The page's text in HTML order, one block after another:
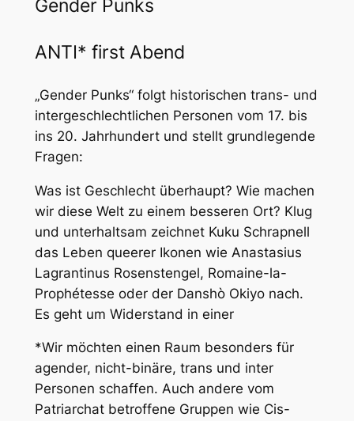
Gender Punks
ANTI* first Abend
„Gender Punks“ folgt historischen trans- und
intergeschlechtlichen Personen vom 17. bis
ins 20. Jahrhundert und stellt grundlegende
Fragen:
Was ist Geschlecht überhaupt? Wie machen
wir diese Welt zu einem besseren Ort? Klug
und unterhaltsam zeichnet Kuku Schrapnell
das Leben queerer Ikonen wie Anastasius
Lagrantinus Rosenstengel, Romaine-la-
Prophétesse oder der Danshò Okiyo nach.
Es geht um Widerstand in einer
*Wir möchten einen Raum besonders für
agender, nicht-binäre, trans und inter
Personen schaffen. Auch andere vom
Patriarchat betroffene Gruppen wie Cis-